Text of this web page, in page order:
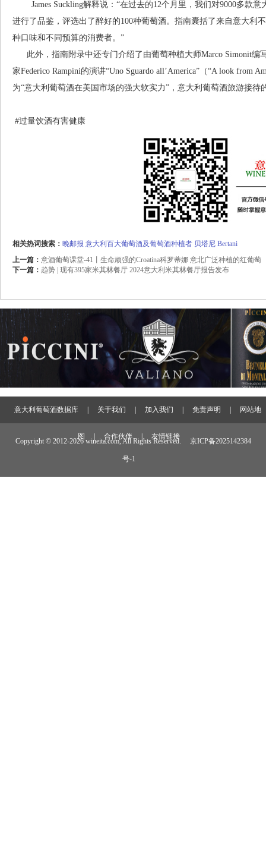
James Suckling解释说：“在过去的12个月里，我们对9000多款意
进行了品鉴，评选出了醉好的100种葡萄酒。指南囊括了来自意大利
种口味和不同预算的消费者。”
此外，指南附录中还专门介绍了由葡萄种植大师Marco Simonit编
家Federico Rampini的演讲“Uno Sguardo all’America”（“A look from
为“意大利葡萄酒在美国市场的强大软实力”，意大利葡萄酒旅游接
#过量饮酒有害健康
相关热词搜索： 晚邮报 意大利百大葡萄酒及葡萄酒种植者 贝塔尼 Bertani
上一篇： 意酒葡萄课堂-41丨生命顽强的Croatina科罗蒂娜 意北广泛种植的红葡萄
下一篇： 趋势 | 现有395家米其林餐厅 2024意大利米其林餐厅报告发布
意大利葡萄酒数据库 关于我们 加入我们 免责声明 网站地
图 合作伙伴 友情链接
Copyright © 2012-2026 wineita.com, All Rights Reserved. 京ICP备2025142384
号-1